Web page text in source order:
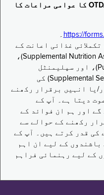
ہمیں اپنی رائے سے آگاہ کریں! OTDA کا عوامی مراعات کا
https:// ۔
غذائی اعانت کے
پروگرام (Supplemental Nutrition Assistance Program, SNAP)،
عوامی معاونت (Public Assistance, PA)، اور سپلیمنٹل
سیکیورٹی انکم (Supplemental Security Income, SSI) کی
یا انہیں برقرار رکھنے
دیتا ہے۔ آپ کے
اور ہم ان فوائد کے
رکھنے کے حوالے سے
کی قدر کرتے ہیں۔ آپ کے
کے لیے ان اہم
کے لیے رہنمائی فراہم